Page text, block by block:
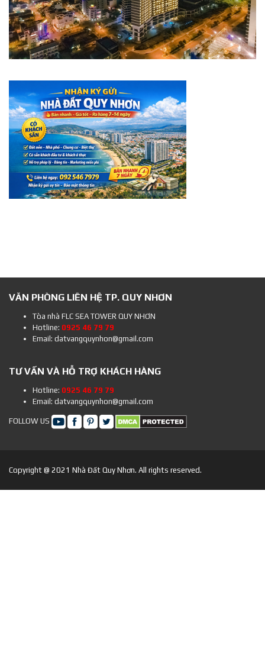
VĂN PHÒNG LIÊN HỆ TP. QUY NHƠN
Tòa nhà FLC SEA TOWER QUY NHƠN
Hotline: 0925 46 79 79
Email: datvangquynhon@gmail.com
TƯ VẤN VÀ HỖ TRỢ KHÁCH HÀNG
Hotline: 0925 46 79 79
Email: datvangquynhon@gmail.com
FOLLOW US
Copyright @ 2021 Nhà Đất Quy Nhơn. All rights reserved.